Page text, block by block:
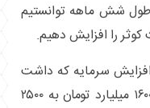
شش ماهه توانستیم
افزایش سرمایه که داشت
امسال توانستیم سرمایه شرکت را از ۱۶۰۰ میلیارد تومان به ۲۵۰۰